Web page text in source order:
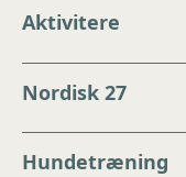
Aktivitere
Nordisk 27
Hundetræning